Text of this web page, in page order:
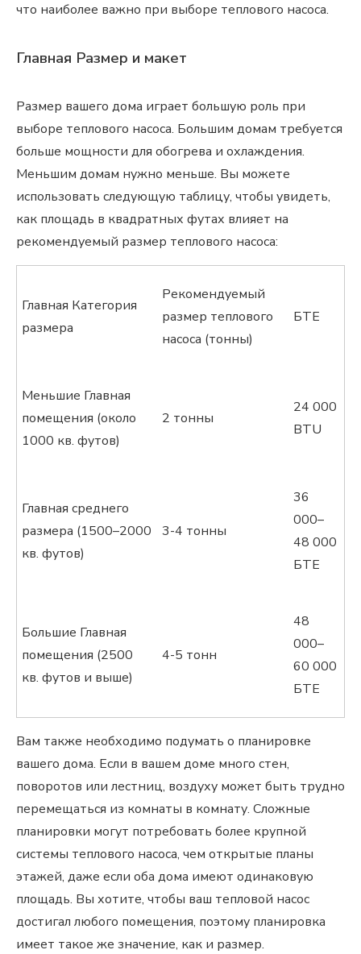
что наиболее важно при выборе теплового насоса.
Главная Размер и макет
Размер вашего дома играет большую роль при
выборе теплового насоса. Большим домам требуется
больше мощности для обогрева и охлаждения.
Меньшим домам нужно меньше. Вы можете
использовать следующую таблицу, чтобы увидеть,
как площадь в квадратных футах влияет на
рекомендуемый размер теплового насоса:
Главная Категория
размера
Рекомендуемый
размер теплового
насоса (тонны)
БТЕ
Меньшие Главная
помещения (около
1000 кв. футов)
2 тонны
24 000
BTU
Главная среднего
размера (1500–2000
кв. футов)
3-4 тонны
36
000–
48 000
БТЕ
Большие Главная
помещения (2500
кв. футов и выше)
4-5 тонн
48
000–
60 000
БТЕ
Вам также необходимо подумать о планировке
вашего дома. Если в вашем доме много стен,
поворотов или лестниц, воздуху может быть трудно
перемещаться из комнаты в комнату. Сложные
планировки могут потребовать более крупной
системы теплового насоса, чем открытые планы
этажей, даже если оба дома имеют одинаковую
площадь. Вы хотите, чтобы ваш тепловой насос
достигал любого помещения, поэтому планировка
имеет такое же значение, как и размер.